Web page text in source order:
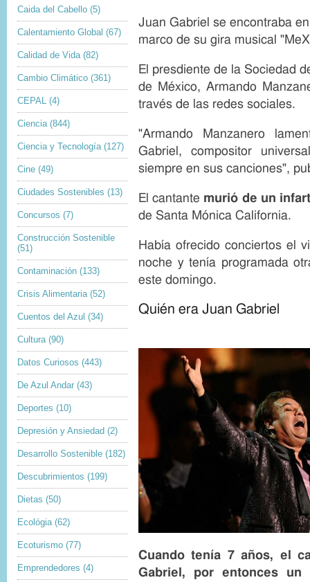
Caida del Cabello (5)
Calentamiento Global (67)
Calidad de Vida (82)
Cambio Climático (361)
CEPAL (4)
Ciencia (844)
Ciencia y Tecnología (127)
Cine (49)
Ciudades Sostenibles (13)
Concursos (7)
Construcción Sostenible
(51)
Contaminación (133)
Crisis Alimentaria (52)
Cuentos del Azul (34)
Cultura (90)
Datos Curiosos (443)
De Azul Andar (43)
Deportes (10)
Depresión y Ansiedad (2)
Desarrollo Sostenible (182)
Descubrimientos (199)
Dietas (50)
Ecológia (62)
Ecoturismo (77)
Emprendedores (4)
g
h
t
n
Juan Gabriel se encontraba
marco de su gira musical
El presdiente de la Sociedad
de México, Armando
través de las redes sociales.
"Armando Manzanero
Gabriel, compositor
siempre en sus canciones",
El cantante murió de un
de Santa Mónica California.
Había ofrecido conciertos el
noche y tenía programada
este domingo.
Quién era Juan Gabriel
m
a
g
Cuando tenía 7 años, el
Gabriel, por entonces un